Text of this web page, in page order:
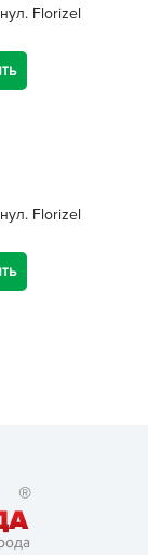
Florizel
Florizel